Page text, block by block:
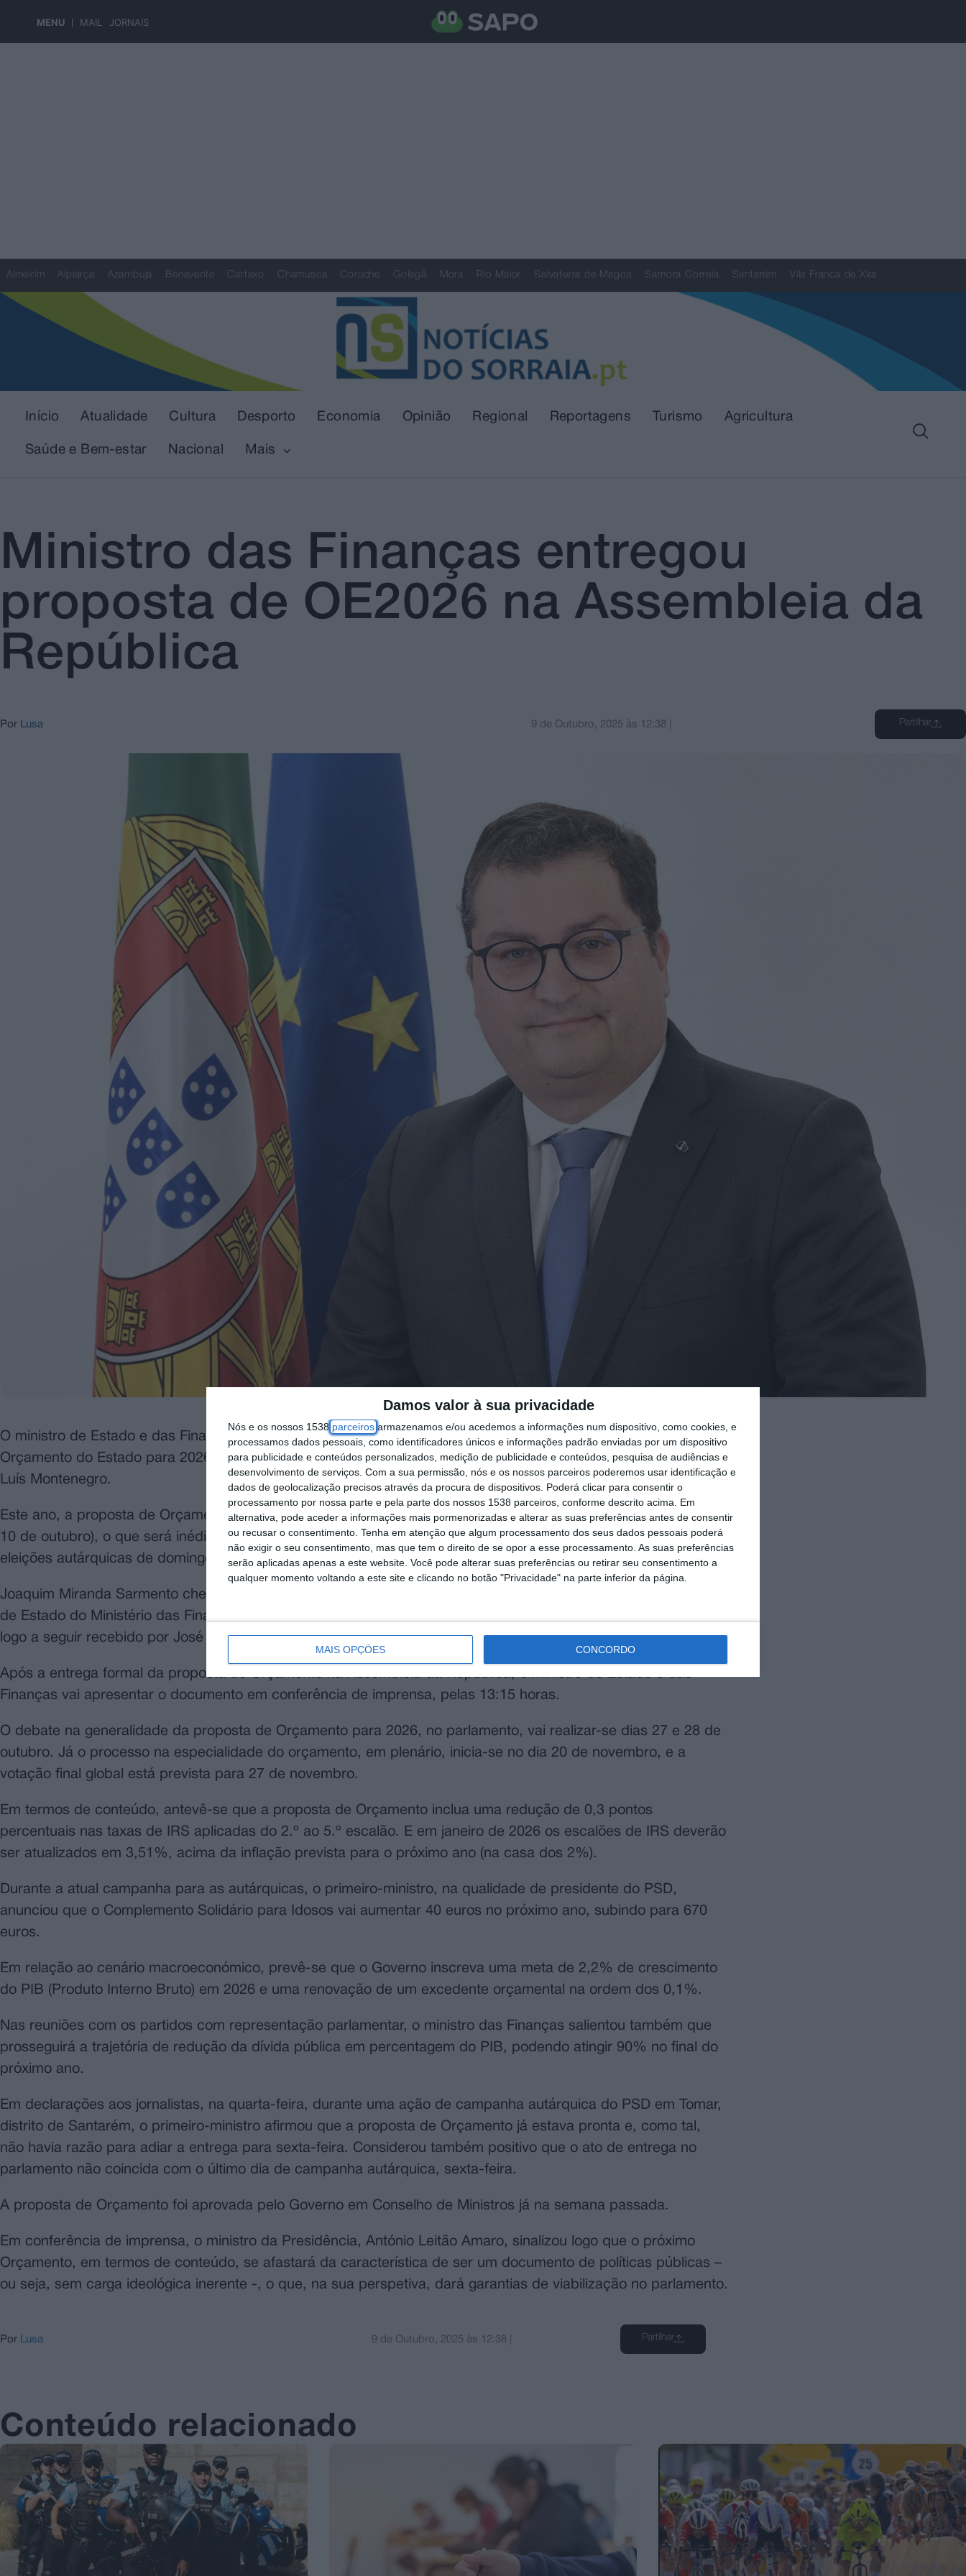
Damos valor à sua privacidade
Nós e os nossos 1538 parceiros armazenamos e/ou acedemos a informações num dispositivo, como cookies, e
processamos dados pessoais, como identificadores únicos e informações padrão enviadas por um dispositivo
para publicidade e conteúdos personalizados, medição de publicidade e conteúdos, pesquisa de audiências e
desenvolvimento de serviços. Com a sua permissão, nós e os nossos parceiros poderemos usar identificação e
dados de geolocalização precisos através da procura de dispositivos. Poderá clicar para consentir o
processamento por nossa parte e pela parte dos nossos 1538 parceiros, conforme descrito acima. Em
alternativa, pode aceder a informações mais pormenorizadas e alterar as suas preferências antes de consentir
ou recusar o consentimento. Tenha em atenção que algum processamento dos seus dados pessoais poderá
não exigir o seu consentimento, mas que tem o direito de se opor a esse processamento. As suas preferências
serão aplicadas apenas a este website. Você pode alterar suas preferências ou retirar seu consentimento a
qualquer momento voltando a este site e clicando no botão "Privacidade" na parte inferior da página.
MAIS OPÇÕES CONCORDO
MENU MAIL JORNAIS
Almeirim Alpiarça Azambuja Benavente Cartaxo Chamusca Coruche Golegã Mora Rio Maior Salvaterra de Magos Samora Correia Santarém Vila Franca de Xira
Início Atualidade Cultura Desporto Economia Opinião Regional Reportagens Turismo Agricultura
Saúde e Bem-estar Nacional Mais
Ministro das Finanças entregou
proposta de OE2026 na Assembleia da
República
Por Lusa 9 de Outubro, 2025 às 12:38 Partilhar
O ministro de Estado e das Finanças entregou hoje ao presidente da Assembleia da República a proposta de
Orçamento do Estado para 2026, a segunda elaborada por governos PSD/CDS liderados pelo primeiro-ministro,
Luís Montenegro.
Este ano, a proposta de Orçamento do Governo entrou no parlamento um dia antes do prazo limite (sexta-feira,
10 de outubro), o que será inédito pelo menos tendo em conta as últimas duas décadas, e três dias antes das
eleições autárquicas de domingo.
Joaquim Miranda Sarmento chegou ao parlamento pelas 12:00, acompanhado pela sua equipa de secretários
de Estado do Ministério das Finanças e pelo ministro dos Assuntos Parlamentares, Carlos Abreu Amorim, e foi
logo a seguir recebido por José Pedro Aguiar-Branco.
Após a entrega formal da proposta de Orçamento na Assembleia da República, o ministro de Estado e das
Finanças vai apresentar o documento em conferência de imprensa, pelas 13:15 horas.
O debate na generalidade da proposta de Orçamento para 2026, no parlamento, vai realizar-se dias 27 e 28 de
outubro. Já o processo na especialidade do orçamento, em plenário, inicia-se no dia 20 de novembro, e a
votação final global está prevista para 27 de novembro.
Em termos de conteúdo, antevê-se que a proposta de Orçamento inclua uma redução de 0,3 pontos
percentuais nas taxas de IRS aplicadas do 2.º ao 5.º escalão. E em janeiro de 2026 os escalões de IRS deverão
ser atualizados em 3,51%, acima da inflação prevista para o próximo ano (na casa dos 2%).
Durante a atual campanha para as autárquicas, o primeiro-ministro, na qualidade de presidente do PSD,
anunciou que o Complemento Solidário para Idosos vai aumentar 40 euros no próximo ano, subindo para 670
euros.
Em relação ao cenário macroeconómico, prevê-se que o Governo inscreva uma meta de 2,2% de crescimento
do PIB (Produto Interno Bruto) em 2026 e uma renovação de um excedente orçamental na ordem dos 0,1%.
Nas reuniões com os partidos com representação parlamentar, o ministro das Finanças salientou também que
prosseguirá a trajetória de redução da dívida pública em percentagem do PIB, podendo atingir 90% no final do
próximo ano.
Em declarações aos jornalistas, na quarta-feira, durante uma ação de campanha autárquica do PSD em Tomar,
distrito de Santarém, o primeiro-ministro afirmou que a proposta de Orçamento já estava pronta e, como tal,
não havia razão para adiar a entrega para sexta-feira. Considerou também positivo que o ato de entrega no
parlamento não coincida com o último dia de campanha autárquica, sexta-feira.
A proposta de Orçamento foi aprovada pelo Governo em Conselho de Ministros já na semana passada.
Em conferência de imprensa, o ministro da Presidência, António Leitão Amaro, sinalizou logo que o próximo
Orçamento, em termos de conteúdo, se afastará da característica de ser um documento de políticas públicas –
ou seja, sem carga ideológica inerente -, o que, na sua perspetiva, dará garantias de viabilização no parlamento.
Por Lusa 9 de Outubro, 2025 às 12:38 Partilhar
Conteúdo relacionado